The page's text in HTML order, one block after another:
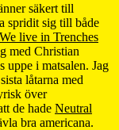
säkert till
spridit sig till både
We live in Trenches
med Christian
uppe i matsalen. Jag
låtarna med
över
de hade Neutral
bra americana.